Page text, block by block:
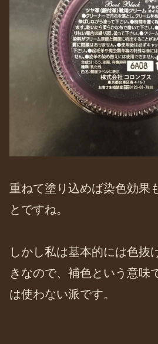
重ねて塗り込めば染色効果
とですね。
しかし私は基本的には色抜
きなので、補色という意味
は使わない派です。